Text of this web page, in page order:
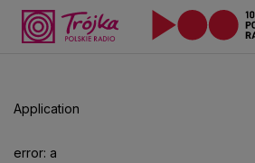
Application
error: a
aby
odtwarzać.